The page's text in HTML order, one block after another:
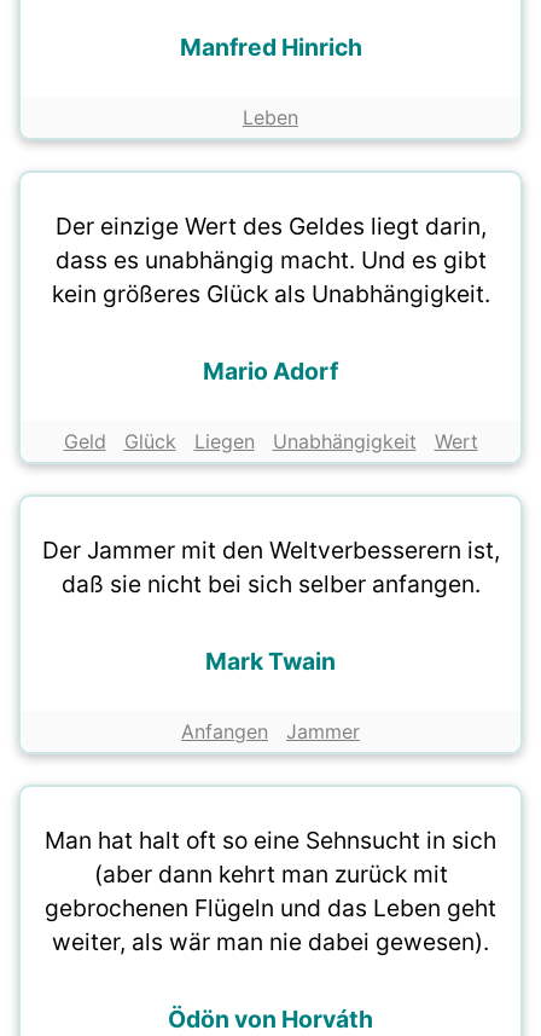
Manfred Hinrich
Leben
Der einzige Wert des Geldes liegt darin,
dass es unabhängig macht. Und es gibt
kein größeres Glück als Unabhängigkeit.
Mario Adorf
Geld Glück Liegen Unabhängigkeit Wert
Der Jammer mit den Weltverbesserern ist,
daß sie nicht bei sich selber anfangen.
Mark Twain
Anfangen Jammer
Man hat halt oft so eine Sehnsucht in sich
(aber dann kehrt man zurück mit
gebrochenen Flügeln und das Leben geht
weiter, als wär man nie dabei gewesen).
Ödön von Horváth